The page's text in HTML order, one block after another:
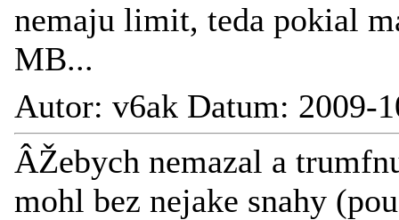
nemaju limit, teda pokial
MB...
Autor: v6ak Datum: 2009-
ÂŽebych nemazal a
mohl bez nejake snahy